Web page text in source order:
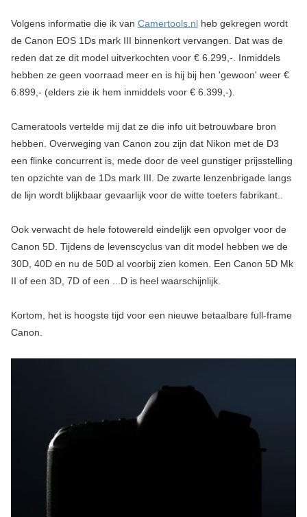
Volgens informatie die ik van Camertools.nlheb gekregen wordt
de Canon EOS 1Ds mark III binnenkort vervangen. Dat was de
reden dat ze dit model uitverkochten voor € 6.299,-. Inmiddels
hebben ze geen voorraad meer en is hij bij hen 'gewoon' weer €
6.899,- (elders zie ik hem inmiddels voor € 6.399,-).
Cameratools vertelde mij dat ze die info uit betrouwbare bron
hebben. Overweging van Canon zou zijn dat Nikon met de D3
een flinke concurrent is, mede door de veel gunstiger prijsstelling
ten opzichte van de 1Ds mark III. De zwarte lenzenbrigade langs
de lijn wordt blijkbaar gevaarlijk voor de witte toeters fabrikant..
Ook verwacht de hele fotowereld eindelijk een opvolger voor de
Canon 5D. Tijdens de levenscyclus van dit model hebben we de
30D, 40D en nu de 50D al voorbij zien komen. Een Canon 5D Mk
II of een 3D, 7D of een ...D is heel waarschijnlijk.
Kortom, het is hoogste tijd voor een nieuwe betaalbare full-frame
Canon.